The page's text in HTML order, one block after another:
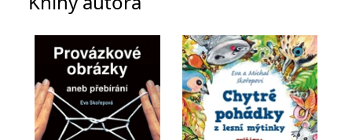
ekonomická gramotnost pro základní školy a
lektorovala několik desítek seminářů finanční a
ekonomické gramotnosti.